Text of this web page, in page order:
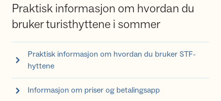
Praktisk informasjon om hvordan du
bruker turisthyttene i sommer
Praktisk informasjon om hvordan du bruker STF-
hyttene
Informasjon om priser og betalingsapp